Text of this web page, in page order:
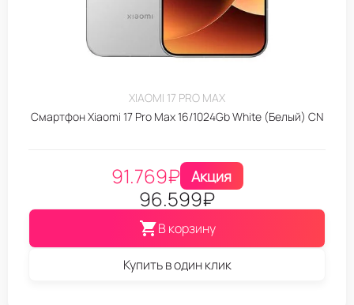
XIAOMI 17 PRO MAX
Смартфон Xiaomi 17 Pro Max 16/1024Gb White (Белый) CN
91.769₽ Акция
96.599₽
В корзину
Купить в один клик